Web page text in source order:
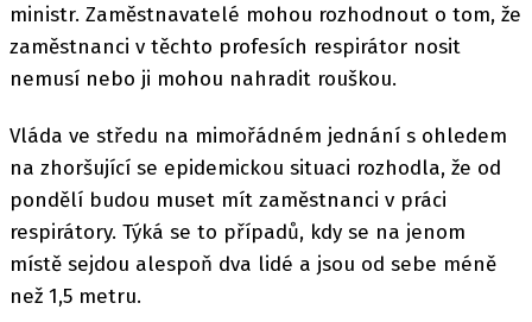
ministr. Zaměstnavatelé mohou rozhodnout o tom, že
zaměstnanci v těchto profesích respirátor nosit
nemusí nebo ji mohou nahradit rouškou.
Vláda ve středu na mimořádném jednání s ohledem
na zhoršující se epidemickou situaci rozhodla, že od
pondělí budou muset mít zaměstnanci v práci
respirátory. Týká se to případů, kdy se na jenom
místě sejdou alespoň dva lidé a jsou od sebe méně
než 1,5 metru.